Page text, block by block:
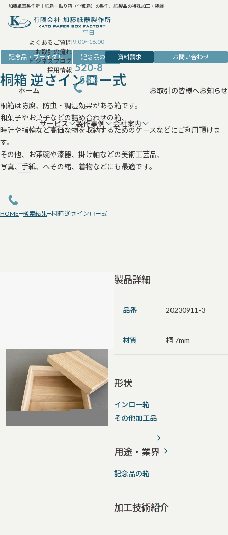
加藤紙器製作所｜紙箱・貼り箱（化粧箱）の製作、紙製品の特殊加工・装飾
よくあるご質問
お取引の流れ
ビジネスブログ
採用情報
平日
9:00~18:00
042-
520-8
583
資料請求 お問い合わせ
ホーム
サービス 製作事例 会社案内
お取引の皆様へお知らせ
記念品・ブライダル 記念品の箱
桐箱 逆さインロー式
桐箱は防腐、防虫・調湿効果がある箱です。
和菓子やお菓子などの詰め合わせの箱、
時計や指輪など高価な物を収納するためのケースなどにご利用頂けま
す。
その他、お茶碗や漆器、掛け軸などの美術工芸品、
写真、手紙、へその緒、着物などにも最適です。
HOME 検索結果 桐箱 逆さインロー式
製品詳細
品番 20230911-3
材質 桐 7mm
形状
インロー箱
その他加工品
用途・業界
記念品の箱
加工技術紹介